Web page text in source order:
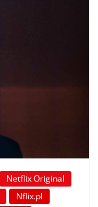
Netflix Original
Nflix.pl